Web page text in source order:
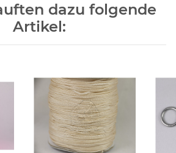
dazu folgende
Artikel: